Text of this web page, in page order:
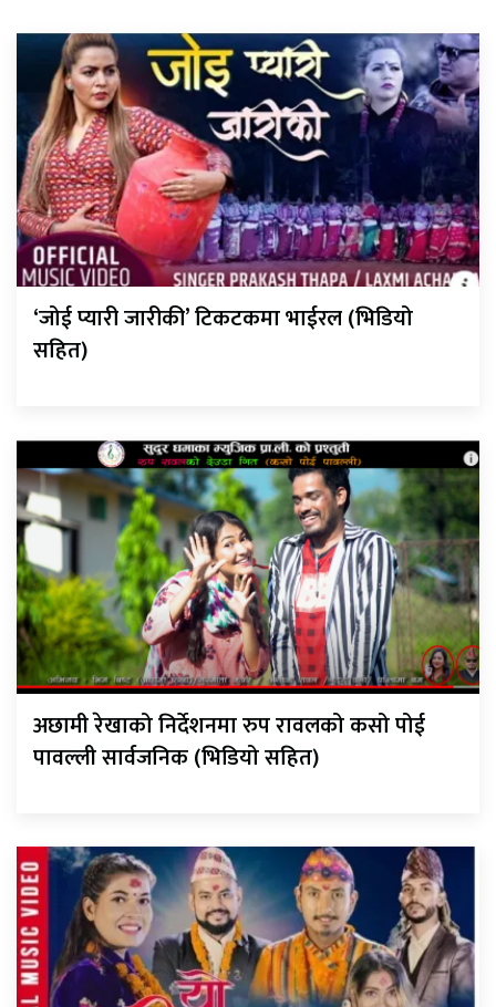
‘जोई प्यारी जारीकी’ टिकटकमा भाईरल (भिडियो
सहित)
अछामी रेखाको निर्देशनमा रुप रावलको कसो पोई
पावल्ली सार्वजनिक (भिडियो सहित)